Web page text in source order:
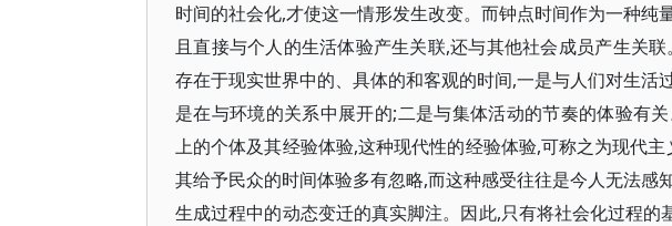
时间的社会化,才使这一情形发生改变。而钟点时间作为一种纯
且直接与个人的生活体验产生关联,还与其他社会成员产生关
存在于现实世界中的、具体的和客观的时间,一是与人们对生活
是在与环境的关系中展开的;二是与集体活动的节奏的体验有
上的个体及其经验体验,这种现代性的经验体验,可称之为现代
其给予民众的时间体验多有忽略,而这种感受往往是今人无法感
生成过程中的动态变迁的真实脚注。因此,只有将社会化过程